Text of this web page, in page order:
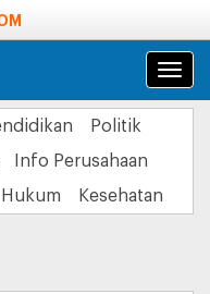
Politik
Info Perusahaan
Hukum Kesehatan